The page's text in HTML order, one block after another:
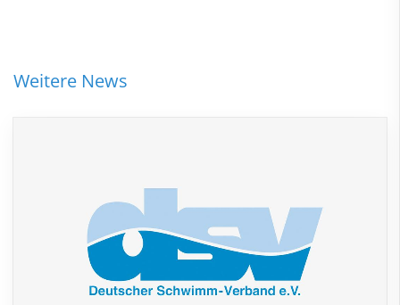
Weitere News